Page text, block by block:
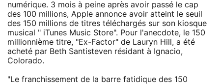
numérique. 3 mois à peine après avoir passé le cap
des 100 millions, Apple annonce avoir atteint le seuil
des 150 millions de titres téléchargés sur son kiosque
musical " iTunes Music Store". Pour l'anecdote, le 150
millionnième titre, "Ex-Factor" de Lauryn Hill, a été
acheté par Beth Santisteven résidant à Ignacio,
Colorado.
"Le franchissement de la barre fatidique des 150